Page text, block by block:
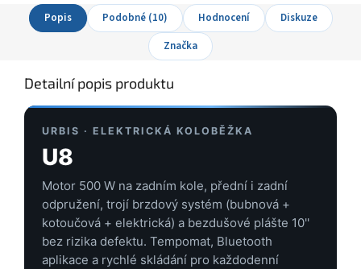
Popis Podobné (10) Hodnocení
Diskuze
Značka
Detailní popis produktu
URBIS · ELEKTRICKÁ KOLOBĚŽKA
U8
Motor 500 W na zadním kole, přední i zadní
odpružení, trojí brzdový systém (bubnová +
kotoučová + elektrická) a bezdušové plášte 10''
bez rizika defektu. Tempomat, Bluetooth
aplikace a rychlé skládání pro každodenní